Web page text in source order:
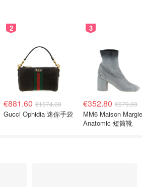
2
€881.60 €1574.00
Gucci Ophidia 迷你手袋
3
€352.80 €679.00
MM6 Maison
Anatomic 短筒靴